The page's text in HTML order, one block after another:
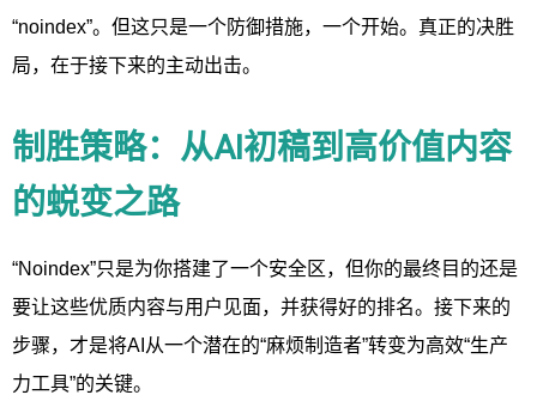
“noindex”。但这只是一个防御措施，一个开始。真正的决胜
局，在于接下来的主动出击。
制胜策略：从AI初稿到高价值内容
的蜕变之路
“Noindex”只是为你搭建了一个安全区，但你的最终目的还是
要让这些优质内容与用户见面，并获得好的排名。接下来的
步骤，才是将AI从一个潜在的“麻烦制造者”转变为高效“生产
力工具”的关键。